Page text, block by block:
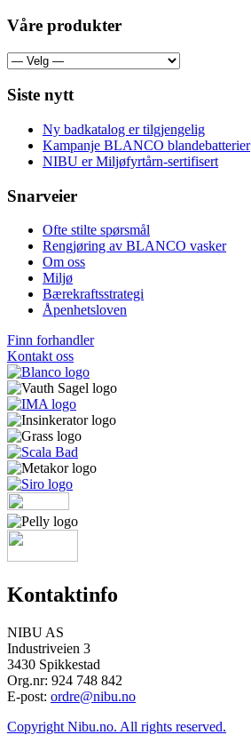
Våre produkter
Siste nytt
Ny badkatalog er tilgjengelig
Kampanje BLANCO blandebatterier
NIBU er Miljøfyrtårn-sertifisert
Snarveier
Ofte stilte spørsmål
Rengjøring av BLANCO vasker
Om oss
Miljø
Bærekraftsstrategi
Åpenhetsloven
Finn forhandler
Kontakt oss
Kontaktinfo
NIBU AS
Industriveien 3
3430 Spikkestad
Org.nr: 924 748 842
E-post: ordre@nibu.no
Copyright Nibu.no. All rights reserved.